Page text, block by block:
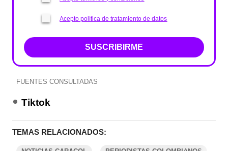
Acepto política de tratamiento de datos
SUSCRIBIRME
FUENTES CONSULTADAS
Tiktok
TEMAS RELACIONADOS: